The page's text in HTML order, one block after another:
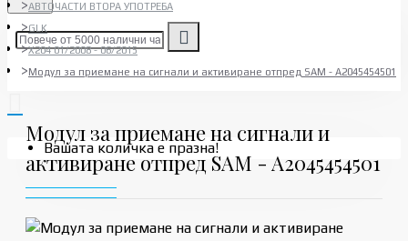
Вашата количка е празна!
АВТОЧАСТИ ВТОРА УПОТРЕБА
GLK
X204 01/2008 - 06/2015
Модул за приемане на сигнали и активиране отпред SAM - A2045454501
Модул за приемане на сигнали и
активиране отпред SAM - A2045454501